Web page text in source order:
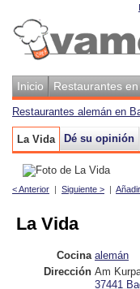
Inicio Restaurantes
Restaurantes alemán en
La Vida Dé su opinión
< Anterior | Siguiente > |
La Vida
Cocina alemán
Dirección Am
37441